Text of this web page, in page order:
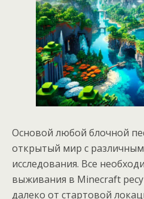
Основой любой блочной
открытый мир с
исследования. Все
выживания в Minecraft
далеко от стартовой